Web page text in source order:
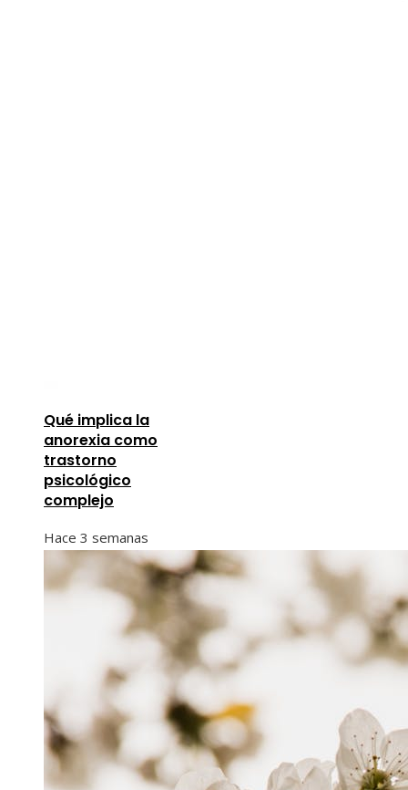
Qué implica la
anorexia como
trastorno
psicológico
complejo
Hace 3 semanas